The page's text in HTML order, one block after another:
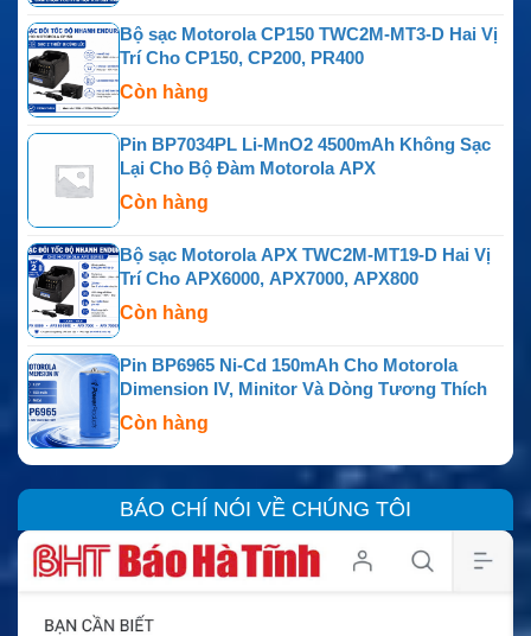
Bộ sạc Motorola CP150 TWC2M-MT3-D Hai Vị
Trí Cho CP150, CP200, PR400
Còn hàng
Pin BP7034PL Li-MnO2 4500mAh Không Sạc
Lại Cho Bộ Đàm Motorola APX
Còn hàng
Bộ sạc Motorola APX TWC2M-MT19-D Hai Vị
Trí Cho APX6000, APX7000, APX800
Còn hàng
Pin BP6965 Ni-Cd 150mAh Cho Motorola
Dimension IV, Minitor Và Dòng Tương Thích
Còn hàng
BÁO CHÍ NÓI VỀ CHÚNG TÔI